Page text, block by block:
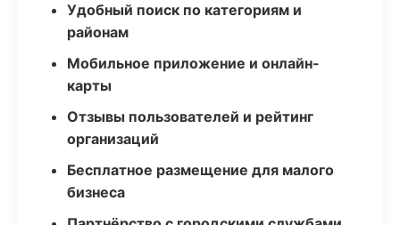
Удобный поиск по категориям и
районам
Мобильное приложение и онлайн-
карты
Отзывы пользователей и рейтинг
организаций
Бесплатное размещение для малого
бизнеса